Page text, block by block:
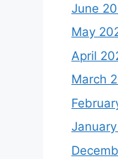
June
May
April
March